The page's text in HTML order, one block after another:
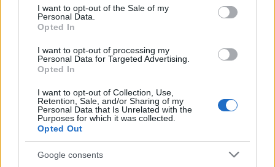
consent section.
I want to opt-out of the Sale of my
Personal Data.
Opted In
I want to opt-out of processing my
Personal Data for Targeted Advertising.
Opted In
I want to opt-out of Collection, Use,
Retention, Sale, and/or Sharing of my
Personal Data that Is Unrelated with the
Purposes for which it was collected.
Opted Out
Google consents